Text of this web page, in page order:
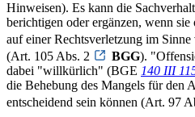
Hinweisen). Es kann die
berichtigen oder ergänzen, wenn
auf einer Rechtsverletzung im
(Art. 105 Abs. 2
BGG).
dabei "willkürlich" (BGE 140 III
die Behebung des Mangels für den
entscheidend sein können (Art. 97